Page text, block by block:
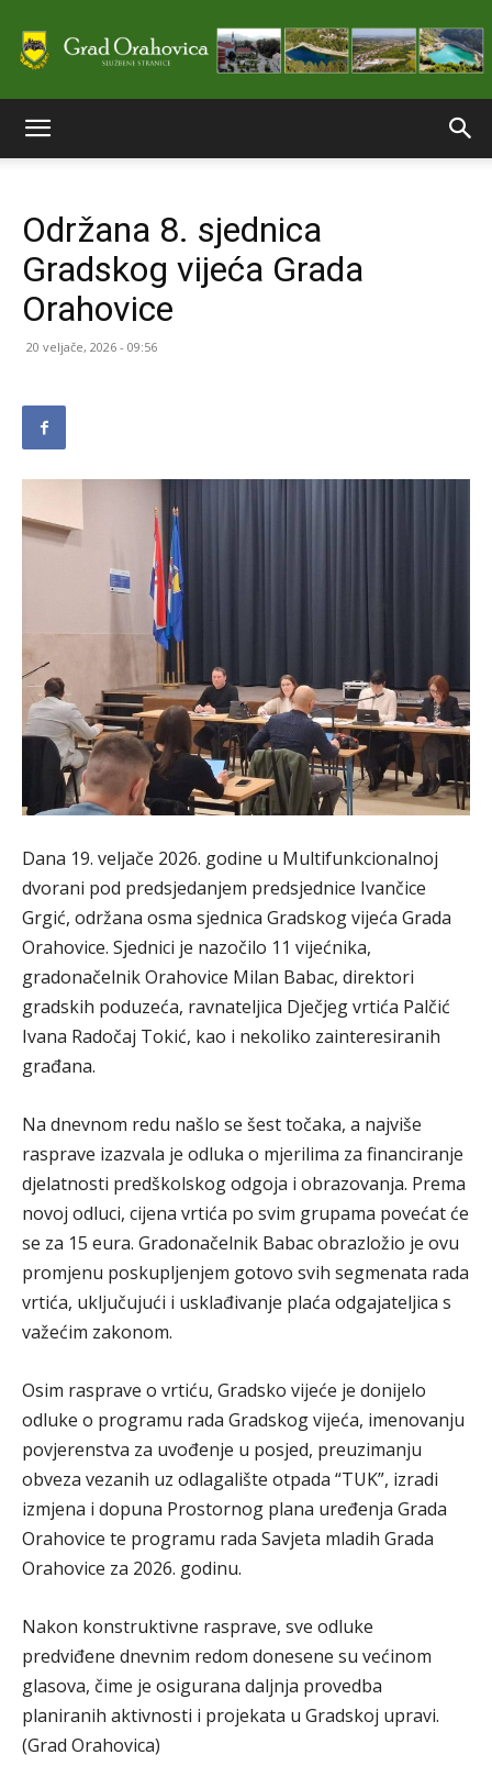
stranice
Održana 8. sjednica
Gradskog vijeća Grada
Orahovice
20 veljače, 2026 - 09:56
Dana 19. veljače 2026. godine u Multifunkcionalnoj
dvorani pod predsjedanjem predsjednice Ivančice
Grgić, održana osma sjednica Gradskog vijeća Grada
Orahovice. Sjednici je nazočilo 11 vijećnika,
gradonačelnik Orahovice Milan Babac, direktori
gradskih poduzeća, ravnateljica Dječjeg vrtića Palčić
Ivana Radočaj Tokić, kao i nekoliko zainteresiranih
građana.
Na dnevnom redu našlo se šest točaka, a najviše
rasprave izazvala je odluka o mjerilima za financiranje
djelatnosti predškolskog odgoja i obrazovanja. Prema
novoj odluci, cijena vrtića po svim grupama povećat će
se za 15 eura. Gradonačelnik Babac obrazložio je ovu
promjenu poskupljenjem gotovo svih segmenata rada
vrtića, uključujući i usklađivanje plaća odgajateljica s
važećim zakonom.
Osim rasprave o vrtiću, Gradsko vijeće je donijelo
odluke o programu rada Gradskog vijeća, imenovanju
povjerenstva za uvođenje u posjed, preuzimanju
obveza vezanih uz odlagalište otpada “TUK”, izradi
izmjena i dopuna Prostornog plana uređenja Grada
Orahovice te programu rada Savjeta mladih Grada
Orahovice za 2026. godinu.
Nakon konstruktivne rasprave, sve odluke
predviđene dnevnim redom donesene su većinom
glasova, čime je osigurana daljnja provedba
planiranih aktivnosti i projekata u Gradskoj upravi.
(Grad Orahovica)